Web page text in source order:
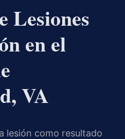
Lesiones
en el
VA
lesión como resultado